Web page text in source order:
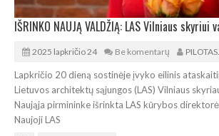
2025 lapkričio 24 Be komentarų
Lapkričio 20 dieną sostinėje įvyko eilinis
Lietuvos architektų sąjungos (LAS) Vilniaus
Naująja pirmininke išrinkta LAS kūrybos
Naujoji LAS